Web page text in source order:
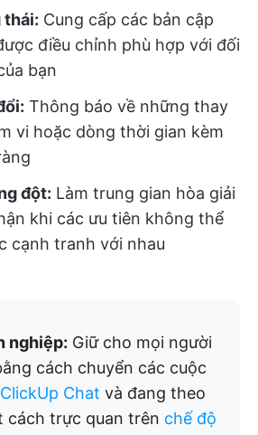
thái: Cung cấp các bản cập
điều chỉnh phù hợp với đối
bạn
Thông báo về những thay
vi hoặc dòng thời gian kèm
đột: Làm trung gian hòa giải
khi các ưu tiên không thể
cạnh tranh với nhau
nghiệp: Giữ cho mọi người
cách chuyển các cuộc
ClickUp Chat và đang theo
cách trực quan trên chế độ